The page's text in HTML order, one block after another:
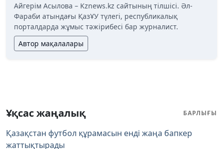
Айгерім Асылова – Kznews.kz сайтының тілшісі. Әл-
Фараби атындағы ҚазҰУ түлегі, республикалық
порталдарда жұмыс тәжірибесі бар журналист.
Автор мақалалары
Ұқсас жаңалық БАРЛЫҒЫ
Қазақстан футбол құрамасын енді жаңа бапкер
жаттықтырады